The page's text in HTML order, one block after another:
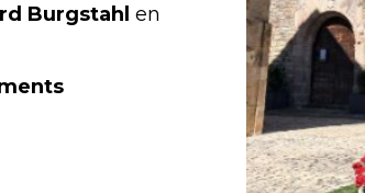
Burgstahl en